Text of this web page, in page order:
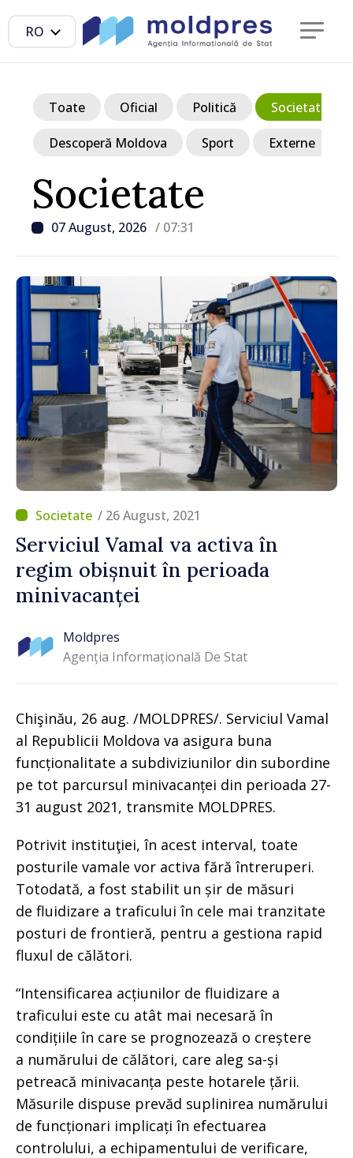
RO
Societate
07 August, 2026 / 07:31
Toate Oficial Politică Societate
Descoperă Moldova Sport Externe
/ 26 August, 2021
Serviciul Vamal va activa în
regim obișnuit în perioada
minivacanței
Moldpres
Agenția Informațională De Stat
Chişinău, 26 aug. /MOLDPRES/. Serviciul Vamal
al Republicii Moldova va asigura buna
funcționalitate a subdiviziunilor din subordine
pe tot parcursul minivacanței din perioada 27-
31 august 2021, transmite MOLDPRES.
Potrivit instituţiei, în acest interval, toate
posturile vamale vor activa fără întreruperi.
Totodată, a fost stabilit un șir de măsuri
de fluidizare a traficului în cele mai tranzitate
posturi de frontieră, pentru a gestiona rapid
fluxul de călători.
“Intensificarea acțiunilor de fluidizare a
traficului este cu atât mai necesară în
condițiile în care se prognozează o creștere
a numărului de călători, care aleg sa-și
petreacă minivacanța peste hotarele țării.
Măsurile dispuse prevăd suplinirea numărului
de funcționari implicați în efectuarea
controlului, a echipamentului de verificare,